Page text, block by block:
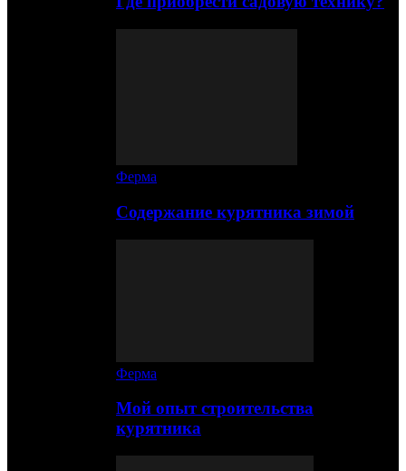
Ферма
Содержание курятника зимой
Ферма
Мой опыт строительства
курятника